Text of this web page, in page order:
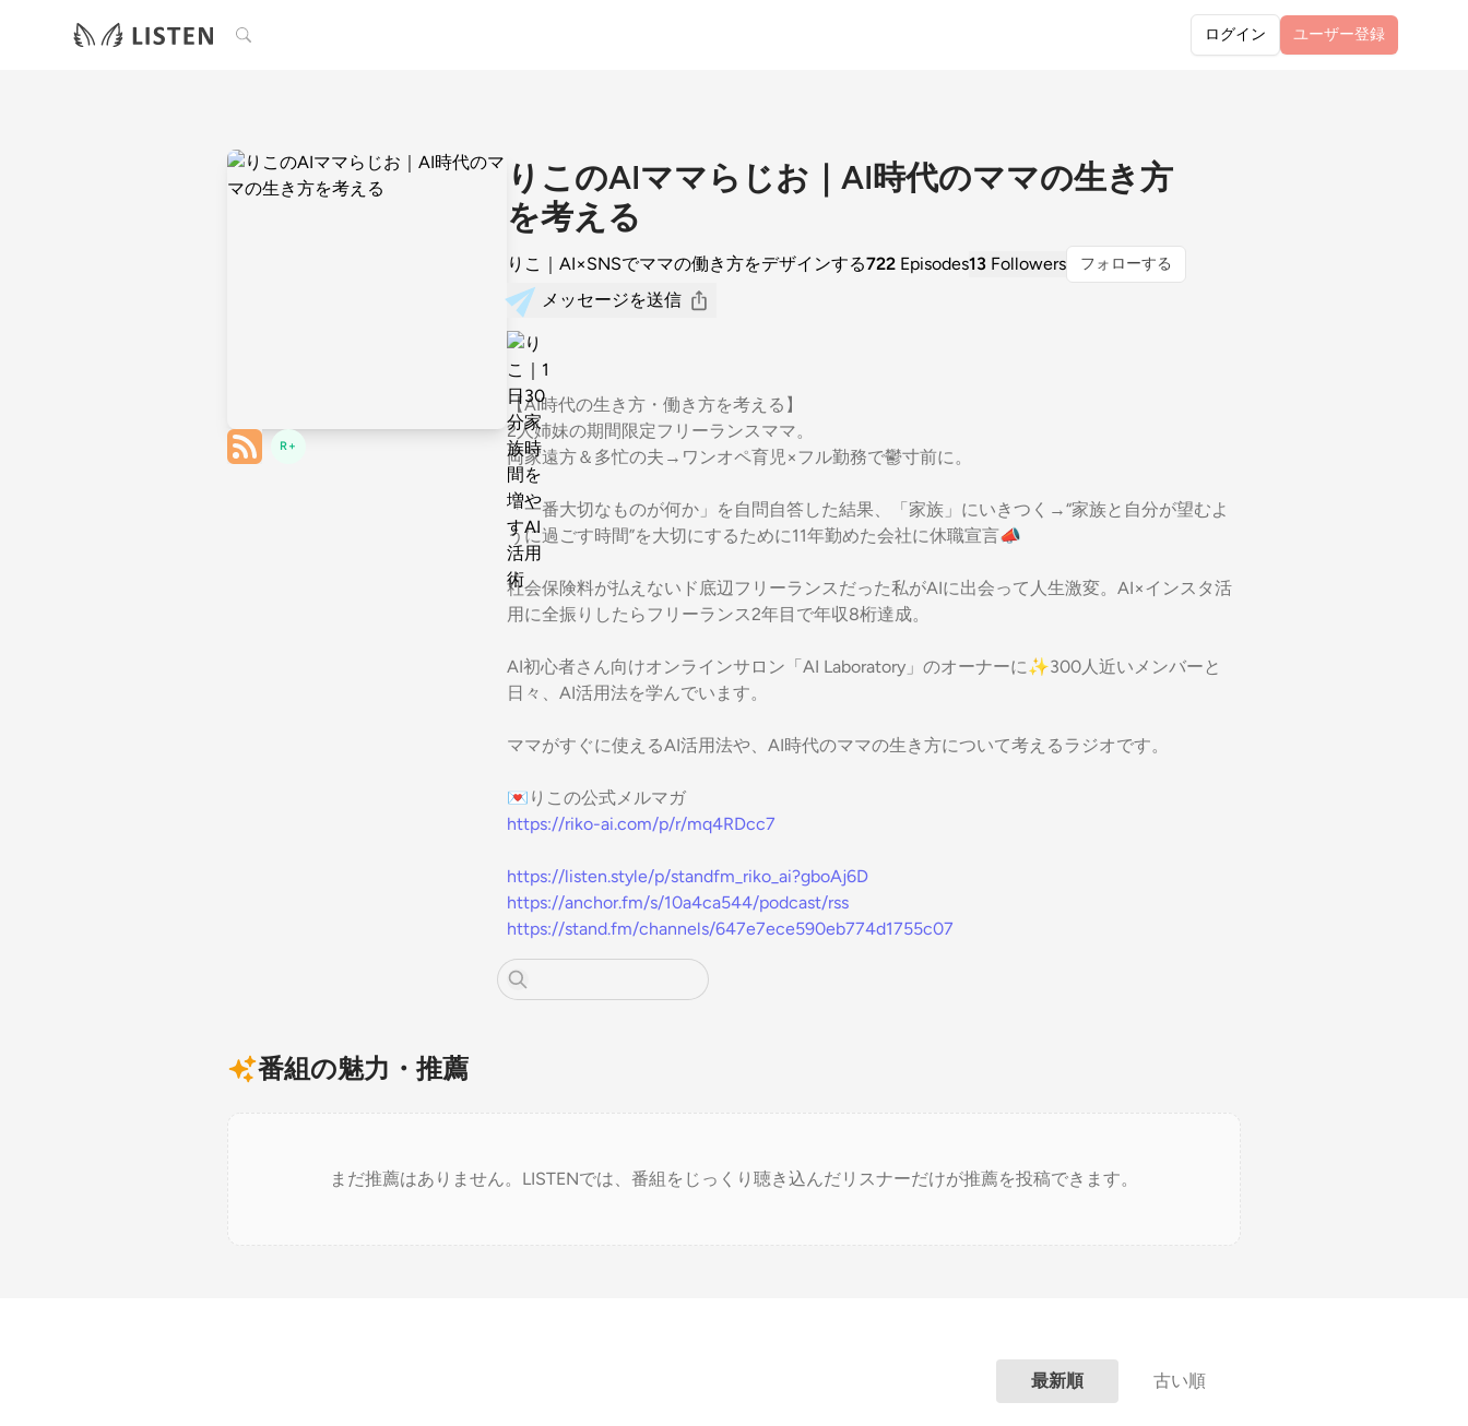
検索 ログイン ユーザー登録
R+
りこのAIママらじお｜AI時代のママの生き方
を考える
りこ｜AI×SNSでママの働き方をデザインする722 Episodes13 Followers フォローする
メッセージを送信
【AI時代の生き方・働き方を考える】
2人姉妹の期間限定フリーランスママ。
両家遠方＆多忙の夫→ワンオペ育児×フル勤務で鬱寸前に。
「一番大切なものが何か」を自問自答した結果、「家族」にいきつく→“家族と自分が望むよ
うに過ごす時間”を大切にするために11年勤めた会社に休職宣言📣
社会保険料が払えないド底辺フリーランスだった私がAIに出会って人生激変。AI×インスタ活
用に全振りしたらフリーランス2年目で年収8桁達成。
AI初心者さん向けオンラインサロン「AI Laboratory」のオーナーに✨300人近いメンバーと
日々、AI活用法を学んでいます。
ママがすぐに使えるAI活用法や、AI時代のママの生き方について考えるラジオです。
💌りこの公式メルマガ
https://riko-ai.com/p/r/mq4RDcc7
https://listen.style/p/standfm_riko_ai?gboAj6D
https://anchor.fm/s/10a4ca544/podcast/rss
https://stand.fm/channels/647e7ece590eb774d1755c07
番組の魅力・推薦
まだ推薦はありません。LISTENでは、番組をじっくり聴き込んだリスナーだけが推薦を投稿できます。
最新順 古い順